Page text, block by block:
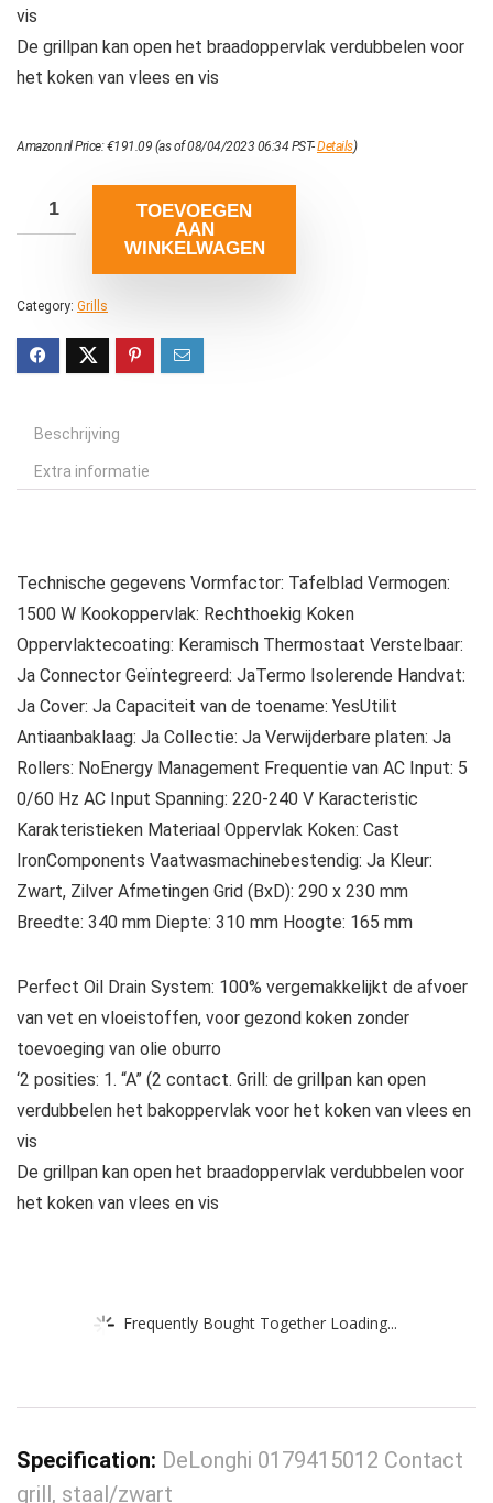
vis
De grillpan kan open het braadoppervlak verdubbelen voor
het koken van vlees en vis
Amazon.nl Price:€191.09 (as of 08/04/2023 06:34 PST-Details)
TOEVOEGEN
AAN
WINKELWAGEN
Category: Grills
Beschrijving
Extra informatie
Technische gegevens Vormfactor: Tafelblad Vermogen:
1500 W Kookoppervlak: Rechthoekig Koken
Oppervlaktecoating: Keramisch Thermostaat Verstelbaar:
Ja Connector Geïntegreerd: JaTermo Isolerende Handvat:
Ja Cover: Ja Capaciteit van de toename: YesUtilit
Antiaanbaklaag: Ja Collectie: Ja Verwijderbare platen: Ja
Rollers: NoEnergy Management Frequentie van AC Input: 5
0/60 Hz AC Input Spanning: 220-240 V Karacteristic
Karakteristieken Materiaal Oppervlak Koken: Cast
IronComponents Vaatwasmachinebestendig: Ja Kleur:
Zwart, Zilver Afmetingen Grid (BxD): 290 x 230 mm
Breedte: 340 mm Diepte: 310 mm Hoogte: 165 mm
Perfect Oil Drain System: 100% vergemakkelijkt de afvoer
van vet en vloeistoffen, voor gezond koken zonder
toevoeging van olie oburro
‘2 posities: 1. “A” (2 contact. Grill: de grillpan kan open
verdubbelen het bakoppervlak voor het koken van vlees en
vis
De grillpan kan open het braadoppervlak verdubbelen voor
het koken van vlees en vis
Frequently Bought Together Loading...
Specification: DeLonghi 0179415012 Contact
grill, staal/zwart